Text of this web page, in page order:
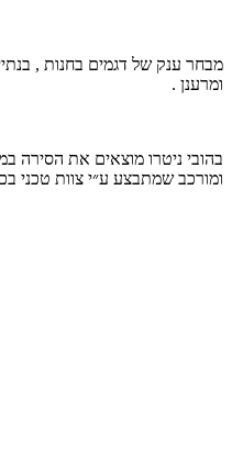
מבחר ענק של דגמים בחנות ,
ומרענן .
בהובי ניטרו מוצאים את
ומורכב שמתבצע ע״י צוות טכני